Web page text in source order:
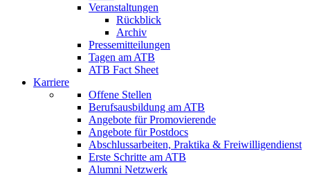
Veranstaltungen
Rückblick
Archiv
Pressemitteilungen
Tagen am ATB
ATB Fact Sheet
Karriere
Offene Stellen
Berufsausbildung am ATB
Angebote für Promovierende
Angebote für Postdocs
Abschlussarbeiten, Praktika & Freiwilligendienst
Erste Schritte am ATB
Alumni Netzwerk